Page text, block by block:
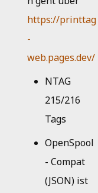
https://printtag
-
web.pages.dev/
NTAG
215/216
Tags
OpenSpool
- Compat
(JSON) ist